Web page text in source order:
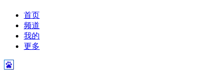
首页
频道
我的
更多